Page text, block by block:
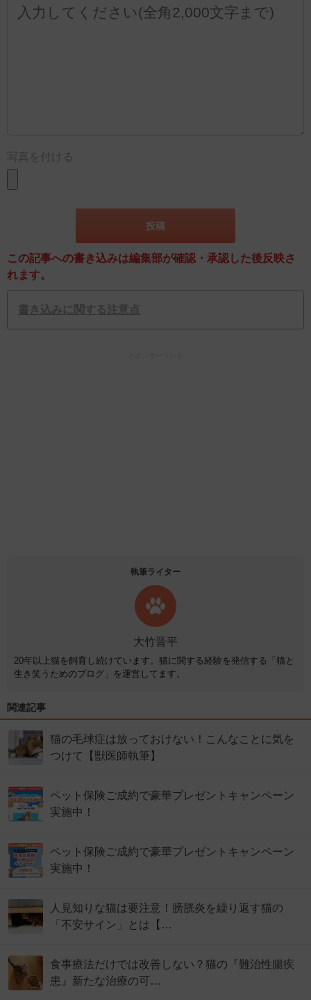
写真を付ける
この記事への書き込みは編集部が確認・承認した後反映さ
れます。
書き込みに関する注意点
執筆ライター
大竹晋平
20年以上猫を飼育し続けています。猫に関する経験を発信する「猫と
生き笑うためのブログ」を運営してます。
関連記事
猫の毛球症は放っておけない！こんなことに気を
つけて【獣医師執筆】
ペット保険ご成約で豪華プレゼントキャンペーン
実施中！
ペット保険ご成約で豪華プレゼントキャンペーン
実施中！
人見知りな猫は要注意！膀胱炎を繰り返す猫の
「不安サイン」とは【…
食事療法だけでは改善しない？猫の『難治性腸疾
患』新たな治療の可…